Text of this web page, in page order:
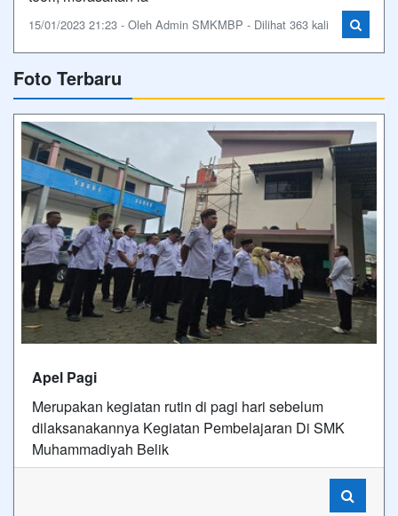
15/01/2023 21:23 - Oleh Admin SMKMBP - Dilihat 363 kali
Foto Terbaru
Apel Pagi
Merupakan kegiatan rutin di pagi hari sebelum
dilaksanakannya Kegiatan Pembelajaran Di SMK
Muhammadiyah Belik